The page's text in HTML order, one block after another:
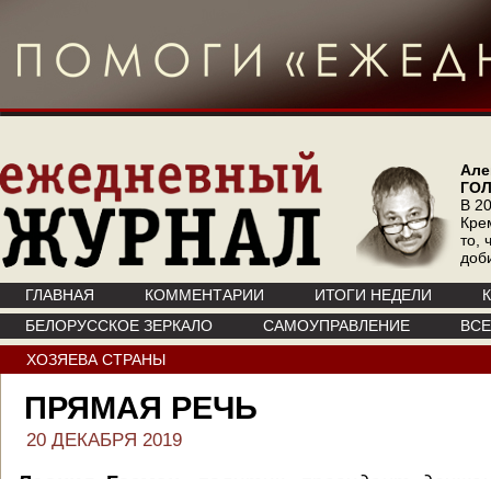
В
то,
ГЛАВНАЯ КОММЕНТАРИИ ИТОГИ НЕДЕЛИ
БЕЛОРУССКОЕ ЗЕРКАЛО
САМОУПРАВЛЕНИЕ
ХОЗЯЕВА СТРАНЫ
ПРЯМАЯ РЕЧЬ
20 ДЕКАБРЯ 2019